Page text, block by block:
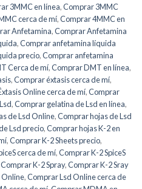
3MMC en línea,Comprar 3MMC
cerca de mí,Comprar 4MMC en
Anfetamina,Comprar Anfetamina
,Comprar anfetamina líquida
precio,Comprar anfetamina
Cerca de mí,Comprar DMT en línea,
,Comprar éxtasis cerca de mí,
Online cerca de mí,Comprar
,Comprar gelatina de Lsd en línea,
de Lsd Online,Comprar hojas de Lsd
Lsd precio,Comprar hojas K-2 en
,Comprar K-2 Sheets precio,
cerca de mí,Comprar K-2 SpiceS
Comprar K-2 Spray,Comprar K-2 Sray
Online,Comprar Lsd Online cerca de